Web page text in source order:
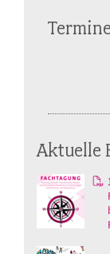
Termine
Aktuelle